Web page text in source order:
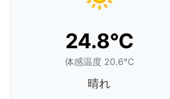
24.8°C
体感温度 20.6°C
晴れ